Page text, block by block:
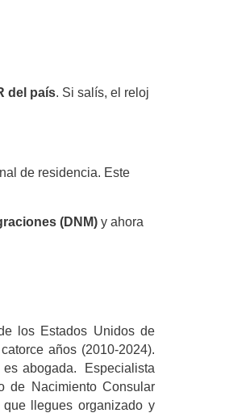
del país. Si salís, el reloj
de residencia. Este
(DNM) y ahora
los Estados Unidos de
años (2010-2024).
es abogada. Especialista
de Nacimiento Consular
llegues organizado y